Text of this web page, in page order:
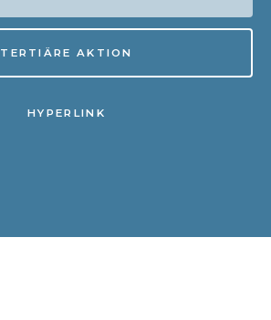
TERTIÄRE AKTION
HYPERLINK